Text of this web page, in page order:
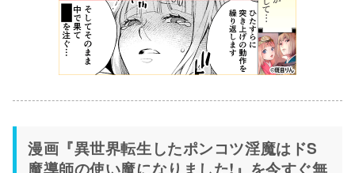
漫画『異世界転生したポンコツ淫魔はドS
魔導師の使い魔になりました!』を今すぐ無